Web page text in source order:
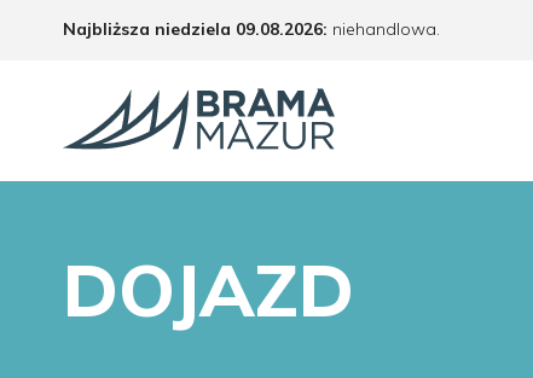
Najbliższa niedziela 09.08.2026: niehandlowa.
DOJAZD